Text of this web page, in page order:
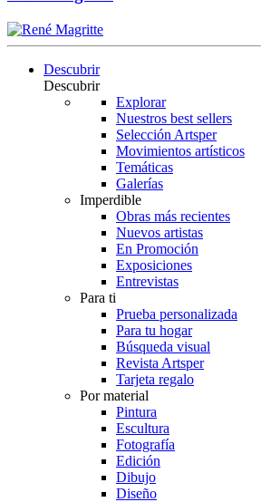
Descubrir
Descubrir
Explorar
Nuestros best sellers
Selección Artsper
Movimientos artísticos
Temáticas
Galerías
Imperdible
Obras más recientes
Nuevos artistas
En Promoción
Exposiciones
Entrevistas
Para ti
Prueba personalizada
Para tu hogar
Búsqueda visual
Revista Artsper
Tarjeta regalo
Por material
Pintura
Escultura
Fotografía
Edición
Dibujo
Diseño